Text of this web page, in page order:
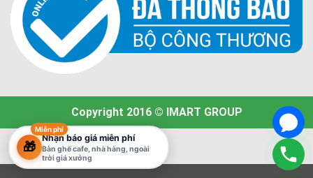
Copyright 2016 © IMART GROUP
Miễn phí
🎁
Nhận báo giá miễn phí
Bàn ghế cafe, nhà hàng, ngoài
trời giá xưởng